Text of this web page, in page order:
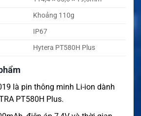
Khoảng 110g
IP67
Hytera PT580H Plus
là pin thông minh Li-ion dành
PT580H Plus.